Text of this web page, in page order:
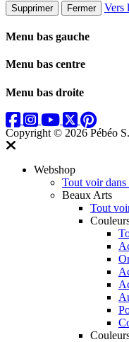
Supprimer Fermer Vers
Menu bas gauche
Menu bas centre
Menu bas droite
Copyright © 2026 Pébéo
Webshop
Tout voir dans
Beaux Arts
Tout